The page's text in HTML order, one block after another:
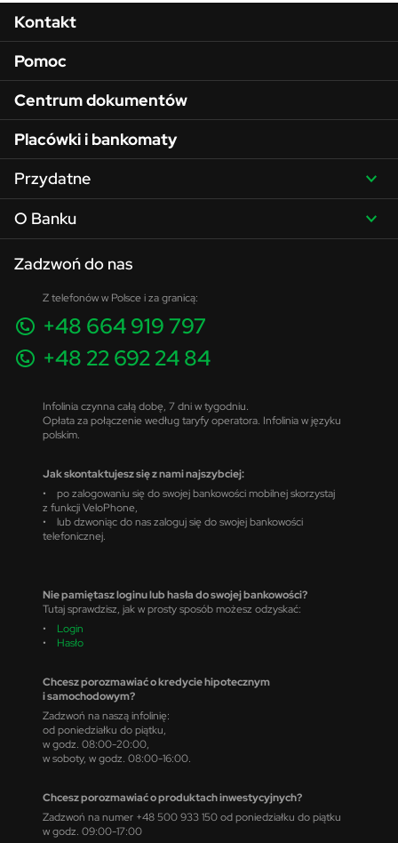
Menu w stopce
Kontakt
Pomoc
Centrum dokumentów
Placówki i bankomaty
Przydatne
O Banku
Zadzwoń do nas
Z telefonów w Polsce i za granicą:
+48 664 919 797
+48 22 692 24 84
Infolinia czynna całą dobę, 7 dni w tygodniu.
Opłata za połączenie według taryfy operatora. Infolinia w języku
polskim.
Jak skontaktujesz się z nami najszybciej:
• po zalogowaniu się do swojej bankowości mobilnej skorzystaj
z funkcji VeloPhone,
• lub dzwoniąc do nas zaloguj się do swojej bankowości
telefonicznej.
Nie pamiętasz loginu lub hasła do swojej bankowości?
Tutaj sprawdzisz, jak w prosty sposób możesz odzyskać:
• Login
• Hasło
Chcesz porozmawiać o kredycie hipotecznym
i samochodowym?
Zadzwoń na naszą infolinię:
od poniedziałku do piątku,
w godz. 08:00-20:00,
w soboty, w godz. 08:00-16:00.
Chcesz porozmawiać o produktach inwestycyjnych?
Zadzwoń na numer +48 500 933 150 od poniedziałku do piątku
w godz. 09:00-17:00